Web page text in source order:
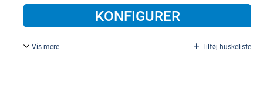
KONFIGURER
Vis mere Tilføj huskeliste